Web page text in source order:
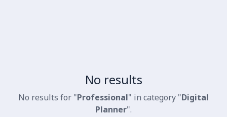
No results
No results for "Professional" in category "Digital
Planner".